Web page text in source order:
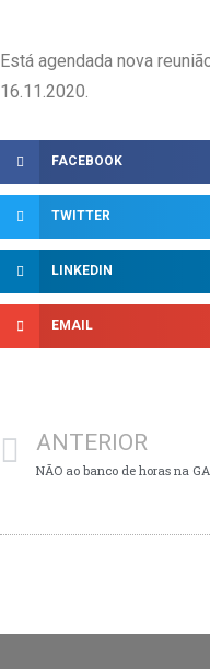
Está agendada nova
16.11.2020.
FACEBOOK
TWITTER
LINKEDIN
EMAIL
ANTERIOR